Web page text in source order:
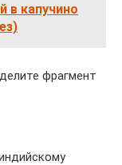
в капучино
фрагмент